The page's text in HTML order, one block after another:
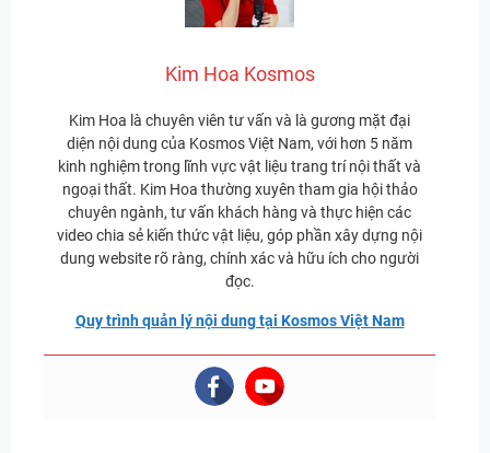
Kim Hoa Kosmos
Kim Hoa là chuyên viên tư vấn và là gương mặt đại
diện nội dung của Kosmos Việt Nam, với hơn 5 năm
kinh nghiệm trong lĩnh vực vật liệu trang trí nội thất và
ngoại thất. Kim Hoa thường xuyên tham gia hội thảo
chuyên ngành, tư vấn khách hàng và thực hiện các
video chia sẻ kiến thức vật liệu, góp phần xây dựng nội
dung website rõ ràng, chính xác và hữu ích cho người
đọc.
Quy trình quản lý nội dung tại Kosmos Việt Nam